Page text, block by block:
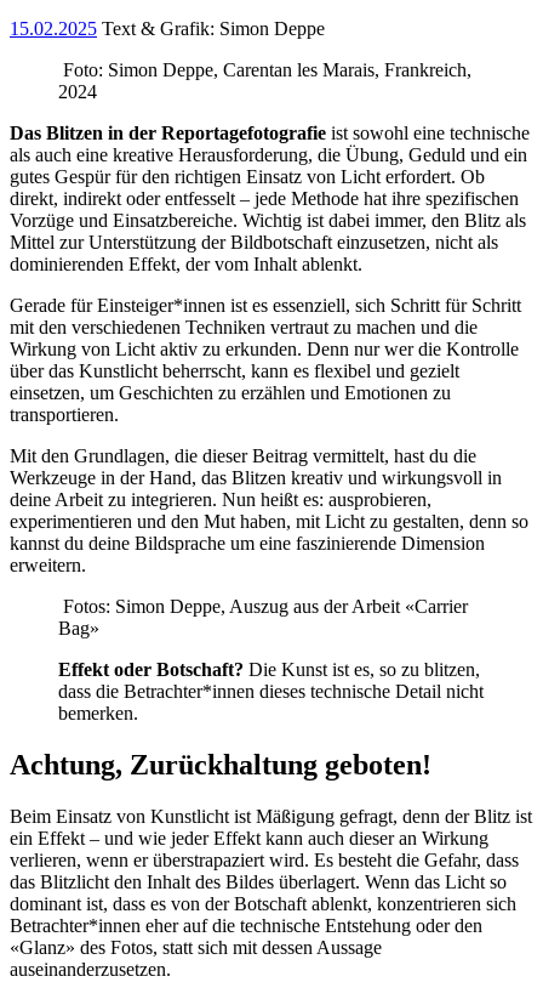
15.02.2025 Text & Grafik: Simon Deppe
Foto: Simon Deppe, Carentan les Marais, Frankreich,
2024
Das Blitzen in der Reportagefotografie ist sowohl eine technische
als auch eine kreative Herausforderung, die Übung, Geduld und ein
gutes Gespür für den richtigen Einsatz von Licht erfordert. Ob
direkt, indirekt oder entfesselt – jede Methode hat ihre spezifischen
Vorzüge und Einsatzbereiche. Wichtig ist dabei immer, den Blitz als
Mittel zur Unterstützung der Bildbotschaft einzusetzen, nicht als
dominierenden Effekt, der vom Inhalt ablenkt.
Gerade für Einsteiger*innen ist es essenziell, sich Schritt für Schritt
mit den verschiedenen Techniken vertraut zu machen und die
Wirkung von Licht aktiv zu erkunden. Denn nur wer die Kontrolle
über das Kunstlicht beherrscht, kann es flexibel und gezielt
einsetzen, um Geschichten zu erzählen und Emotionen zu
transportieren.
Mit den Grundlagen, die dieser Beitrag vermittelt, hast du die
Werkzeuge in der Hand, das Blitzen kreativ und wirkungsvoll in
deine Arbeit zu integrieren. Nun heißt es: ausprobieren,
experimentieren und den Mut haben, mit Licht zu gestalten, denn so
kannst du deine Bildsprache um eine faszinierende Dimension
erweitern.
Fotos: Simon Deppe, Auszug aus der Arbeit «Carrier
Bag»
Effekt oder Botschaft? Die Kunst ist es, so zu blitzen,
dass die Betrachter*innen dieses technische Detail nicht
bemerken.
Achtung, Zurückhaltung geboten!
Beim Einsatz von Kunstlicht ist Mäßigung gefragt, denn der Blitz ist
ein Effekt – und wie jeder Effekt kann auch dieser an Wirkung
verlieren, wenn er überstrapaziert wird. Es besteht die Gefahr, dass
das Blitzlicht den Inhalt des Bildes überlagert. Wenn das Licht so
dominant ist, dass es von der Botschaft ablenkt, konzentrieren sich
Betrachter*innen eher auf die technische Entstehung oder den
«Glanz» des Fotos, statt sich mit dessen Aussage
auseinanderzusetzen.